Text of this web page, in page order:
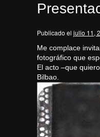
Publicado el julio 11,
Me complace
fotográfico que
El acto –que
Bilbao.